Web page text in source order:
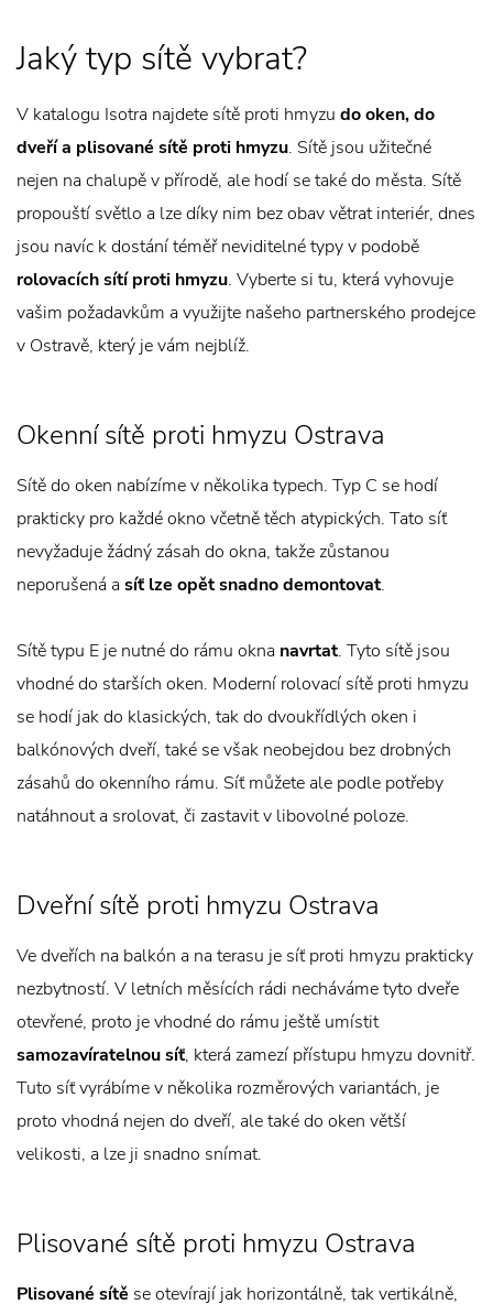
Jaký typ sítě vybrat?
V katalogu Isotra najdete sítě proti hmyzu do oken, do
dveří a plisované sítě proti hmyzu. Sítě jsou užitečné
nejen na chalupě v přírodě, ale hodí se také do města. Sítě
propouští světlo a lze díky nim bez obav větrat interiér, dnes
jsou navíc k dostání téměř neviditelné typy v podobě
rolovacích sítí proti hmyzu. Vyberte si tu, která vyhovuje
vašim požadavkům a využijte našeho partnerského prodejce
v Ostravě, který je vám nejblíž.
Okenní sítě proti hmyzu Ostrava
Sítě do oken nabízíme v několika typech. Typ C se hodí
prakticky pro každé okno včetně těch atypických. Tato síť
nevyžaduje žádný zásah do okna, takže zůstanou
neporušená asíť lze opět snadno demontovat.
Sítě typu E je nutné do rámu okna navrtat. Tyto sítě jsou
vhodné do starších oken. Moderní rolovací sítě proti hmyzu
se hodí jak do klasických, tak do dvoukřídlých oken i
balkónových dveří, také se však neobejdou bez drobných
zásahů do okenního rámu. Síť můžete ale podle potřeby
natáhnout a srolovat, či zastavit v libovolné poloze.
Dveřní sítě proti hmyzu Ostrava
Ve dveřích na balkón a na terasu je síť proti hmyzu prakticky
nezbytností. V letních měsících rádi necháváme tyto dveře
otevřené, proto je vhodné do rámu ještě umístit
samozavíratelnou síť, která zamezí přístupu hmyzu dovnitř.
Tuto síť vyrábíme v několika rozměrových variantách, je
proto vhodná nejen do dveří, ale také do oken větší
velikosti, a lze ji snadno snímat.
Plisované sítě proti hmyzu Ostrava
Plisované sítě se otevírají jak horizontálně, tak vertikálně,